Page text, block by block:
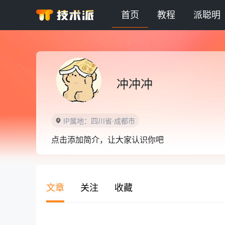
首页 教程 派聪明
冲冲冲
IP属地：四川省·成都市
点击添加简介，让大家认识你吧
文章 关注 收藏